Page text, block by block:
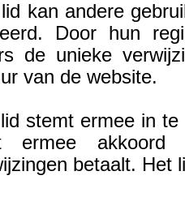
kan andere
Door hun
de unieke
van de website.
stemt ermee in te
ermee
betaalt. Het